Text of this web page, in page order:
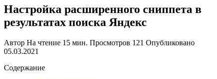
Настройка расширенного сниппета в
результатах поиска Яндекс
Автор На чтение 15 мин. Просмотров 121 Опубликовано
05.03.2021
Содержание